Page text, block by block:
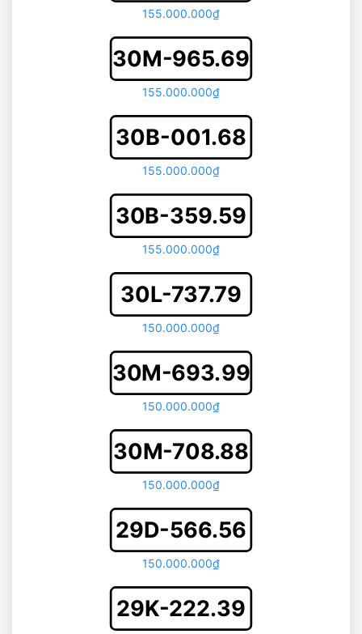
155.000.000₫
30M-965.69
155.000.000₫
30B-001.68
155.000.000₫
30B-359.59
155.000.000₫
30L-737.79
150.000.000₫
30M-693.99
150.000.000₫
30M-708.88
150.000.000₫
29D-566.56
150.000.000₫
29K-222.39